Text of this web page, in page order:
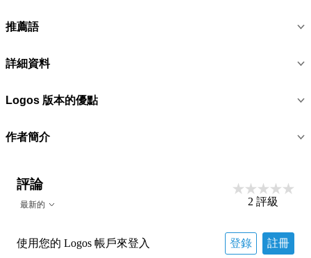
推薦語
詳細資料
Logos 版本的優點
作者簡介
評論
最新的 2 評級
使用您的 Logos 帳戶來登入 登錄 註冊